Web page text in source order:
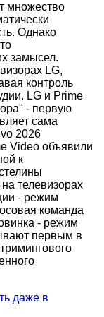
множество
Однако
замысел.
LG,
контроль
LG и Prime
- первую
сама
2026
Video объявили
к
телевизорах
- режим
команда
- режим
первым в
даже в